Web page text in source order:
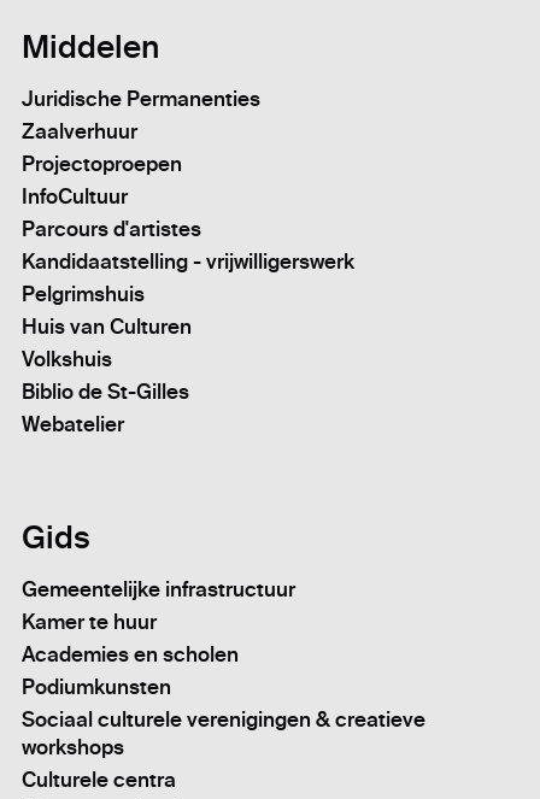
Middelen
Juridische Permanenties
Zaalverhuur
Projectoproepen
InfoCultuur
Parcours d'artistes
Kandidaatstelling - vrijwilligerswerk
Pelgrimshuis
Huis van Culturen
Volkshuis
Biblio de St-Gilles
Webatelier
Gids
Gemeentelijke infrastructuur
Kamer te huur
Academies en scholen
Podiumkunsten
Sociaal culturele verenigingen & creatieve
workshops
Culturele centra